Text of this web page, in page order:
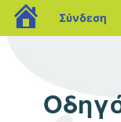
blogs.sch.gr
Σύνδεση